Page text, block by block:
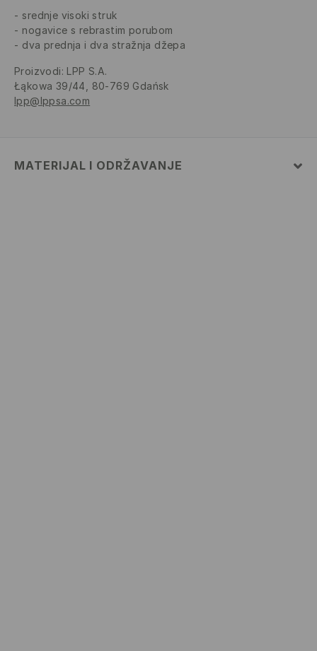
srednje visoki struk
nogavice s rebrastim porubom
dva prednja i dva stražnja džepa
Proizvodi: LPP S.A.
Łąkowa 39/44, 80-769 Gdańsk
lpp@lppsa.com
MATERIJAL I ODRŽAVANJE